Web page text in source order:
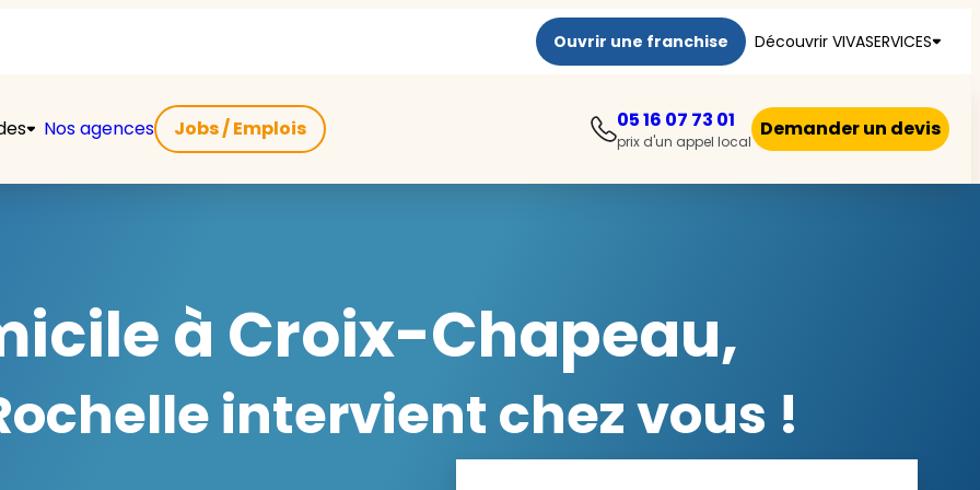
Ouvrir une franchise Découvrir VIVASERVICES
Nos agences Jobs / Emplois 05 16 07 73 01
prix d'un appel local
Demander un devis
à Croix-Chapeau,
Rochelle intervient chez vous !